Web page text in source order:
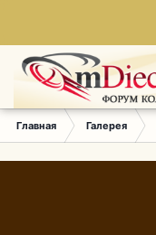
Главная Галерея